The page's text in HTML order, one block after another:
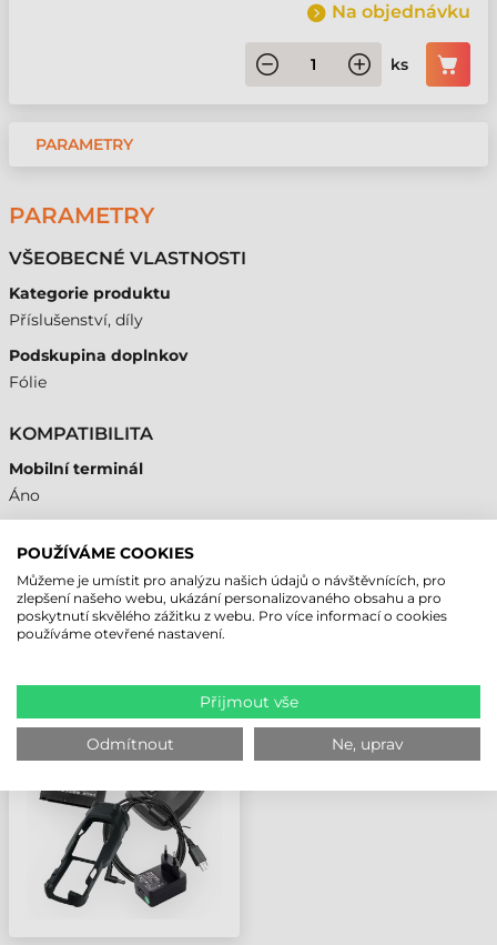
Na objednávku
ks
PARAMETRY
PARAMETRY
VŠEOBECNÉ VLASTNOSTI
Kategorie produktu
Příslušenství, díly
Podskupina doplnkov
Fólie
KOMPATIBILITA
Mobilní terminál
Áno
NAPOSLEDY PROHLÍŽENÉ PRODUKTY
DISPLEJE FÓLIE, WD200
PLUS, 10 KS/BALENÍ
POUŽÍVÁME COOKIES
Můžeme je umístit pro analýzu našich údajů o návštěvnících, pro
zlepšení našeho webu, ukázání personalizovaného obsahu a pro
poskytnutí skvělého zážitku z webu. Pro více informací o cookies
používáme otevřené nastavení.
Přijmout vše
Odmítnout Ne, uprav